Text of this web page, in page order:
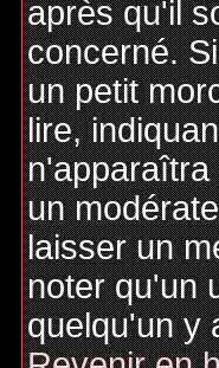
après qu'il
concerné.
un petit
lire,
n'apparaîtra
un
laisser un
noter qu'un
quelqu'un y